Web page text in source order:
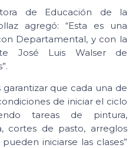
de Educación de la
agregó: “Esta es una
Departamental, y con la
José Luis Walser de
garantizar que cada una de
de iniciar el ciclo
tareas de pintura,
cortes de pasto, arreglos
iniciarse las clases”